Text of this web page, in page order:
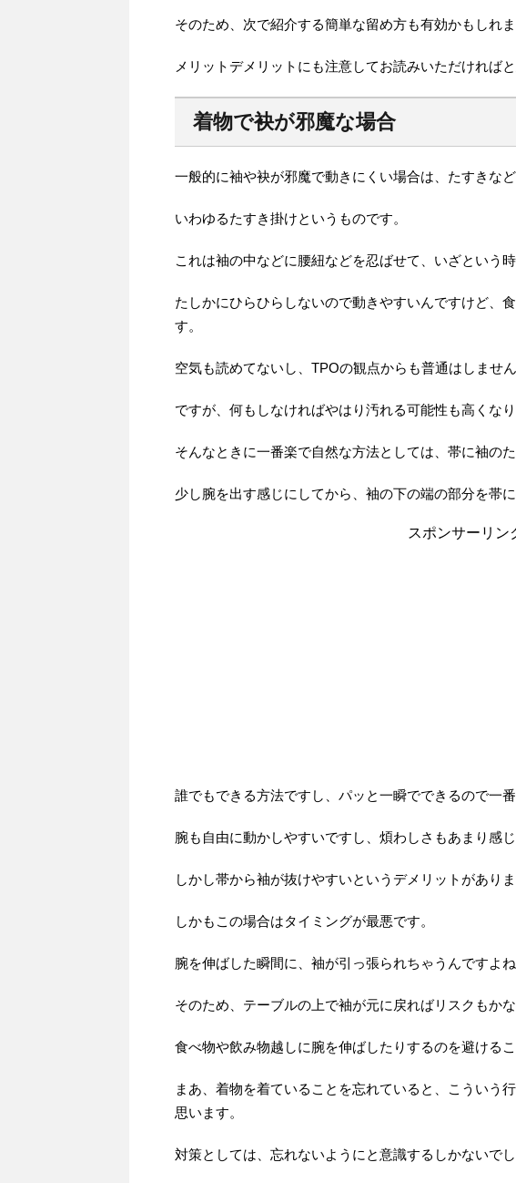
そのため、次で紹介する簡単な留め方も有効かもしれま
メリットデメリットにも注意してお読みいただければと
着物で袂が邪魔な場合
一般的に袖や袂が邪魔で動きにくい場合は、たすきなど
いわゆるたすき掛けというものです。
これは袖の中などに腰紐などを忍ばせて、いざという
たしかにひらひらしないので動きやすいんですけど、
す。
空気も読めてないし、TPOの観点からも普通はしません
ですが、何もしなければやはり汚れる可能性も高くなり
そんなときに一番楽で自然な方法としては、帯に袖の
少し腕を出す感じにしてから、袖の下の端の部分を帯に
スポンサーリン
誰でもできる方法ですし、パッと一瞬でできるので一
腕も自由に動かしやすいですし、煩わしさもあまり感じ
しかし帯から袖が抜けやすいというデメリットがありま
しかもこの場合はタイミングが最悪です。
腕を伸ばした瞬間に、袖が引っ張られちゃうんですよね
そのため、テーブルの上で袖が元に戻ればリスクもかな
食べ物や飲み物越しに腕を伸ばしたりするのを避ける
まあ、着物を着ていることを忘れていると、こういう
思います。
対策としては、忘れないようにと意識するしかないでし